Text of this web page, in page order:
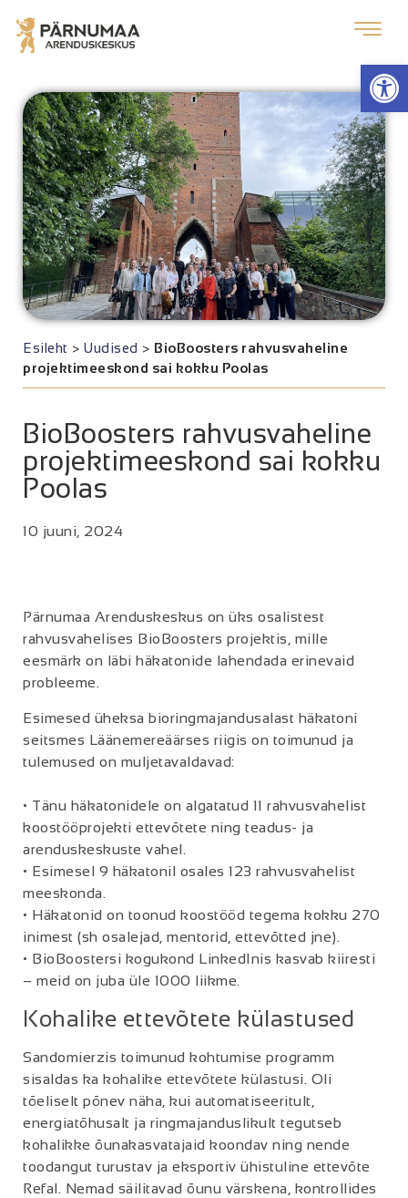
Esileht > Uudised > BioBoosters rahvusvaheline
projektimeeskond sai kokku Poolas
BioBoosters rahvusvaheline
projektimeeskond sai kokku
Poolas
10 juuni, 2024
Pärnumaa Arenduskeskus on üks osalistest
rahvusvahelises BioBoosters projektis, mille
eesmärk on läbi häkatonide lahendada erinevaid
probleeme.
Esimesed üheksa bioringmajandusalast häkatoni
seitsmes Läänemereäärses riigis on toimunud ja
tulemused on muljetavaldavad:
• Tänu häkatonidele on algatatud 11 rahvusvahelist
koostööprojekti ettevõtete ning teadus- ja
arenduskeskuste vahel.
• Esimesel 9 häkatonil osales 123 rahvusvahelist
meeskonda.
• Häkatonid on toonud koostööd tegema kokku 270
inimest (sh osalejad, mentorid, ettevõtted jne).
• BioBoostersi kogukond LinkedInis kasvab kiiresti
– meid on juba üle 1000 liikme.
Kohalike ettevõtete külastused
Sandomierzis toimunud kohtumise programm
sisaldas ka kohalike ettevõtete külastusi. Oli
tõeliselt põnev näha, kui automatiseeritult,
energiatõhusalt ja ringmajanduslikult tegutseb
kohalikke õunakasvatajaid koondav ning nende
toodangut turustav ja eksportiv ühistuline ettevõte
Refal. Nemad säilitavad õunu värskena, kontrollides